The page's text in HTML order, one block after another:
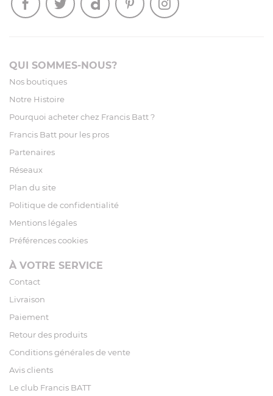
QUI SOMMES-NOUS?
Nos boutiques
Notre Histoire
Pourquoi acheter chez Francis Batt ?
Francis Batt pour les pros
Partenaires
Réseaux
Plan du site
Politique de confidentialité
Mentions légales
Préférences cookies
À VOTRE SERVICE
Contact
Livraison
Paiement
Retour des produits
Conditions générales de vente
Avis clients
Le club Francis BATT